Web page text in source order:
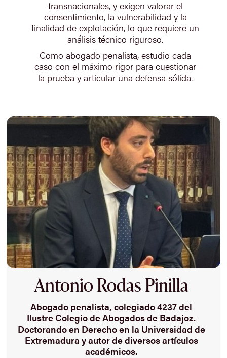
transnacionales, y exigen valorar el
consentimiento, la vulnerabilidad y la
finalidad de explotación, lo que requiere un
análisis técnico riguroso.
Como abogado penalista, estudio cada
caso con el máximo rigor para cuestionar
la prueba y articular una defensa sólida.
Antonio Rodas Pinilla
Abogado penalista, colegiado 4237 del
Ilustre Colegio de Abogados de Badajoz.
Doctorando en Derecho en la Universidad de
Extremadura y autor de diversos artículos
académicos.